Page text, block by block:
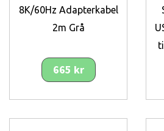
8K/60Hz Adapterkabel
2m Grå
665 kr